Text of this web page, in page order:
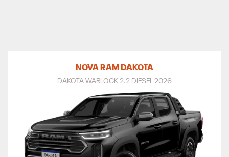
NOVA RAM DAKOTA
DAKOTA WARLOCK 2.2 DIESEL 2026